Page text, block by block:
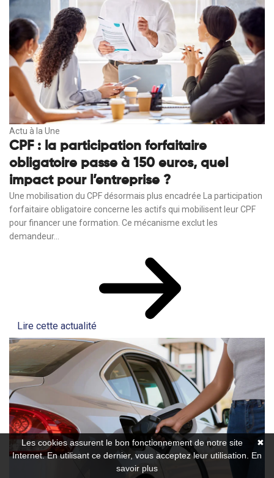
Actu à la Une
CPF : la participation forfaitaire
obligatoire passe à 150 euros, quel
impact pour l’entreprise ?
Une mobilisation du CPF désormais plus encadrée La participation
forfaitaire obligatoire concerne les actifs qui mobilisent leur CPF
pour financer une formation. Ce mécanisme exclut les
demandeur...
Lire cette actualité
✖
Les cookies assurent le bon fonctionnement de notre site
Internet. En utilisant ce dernier, vous acceptez leur utilisation. En
savoir plus